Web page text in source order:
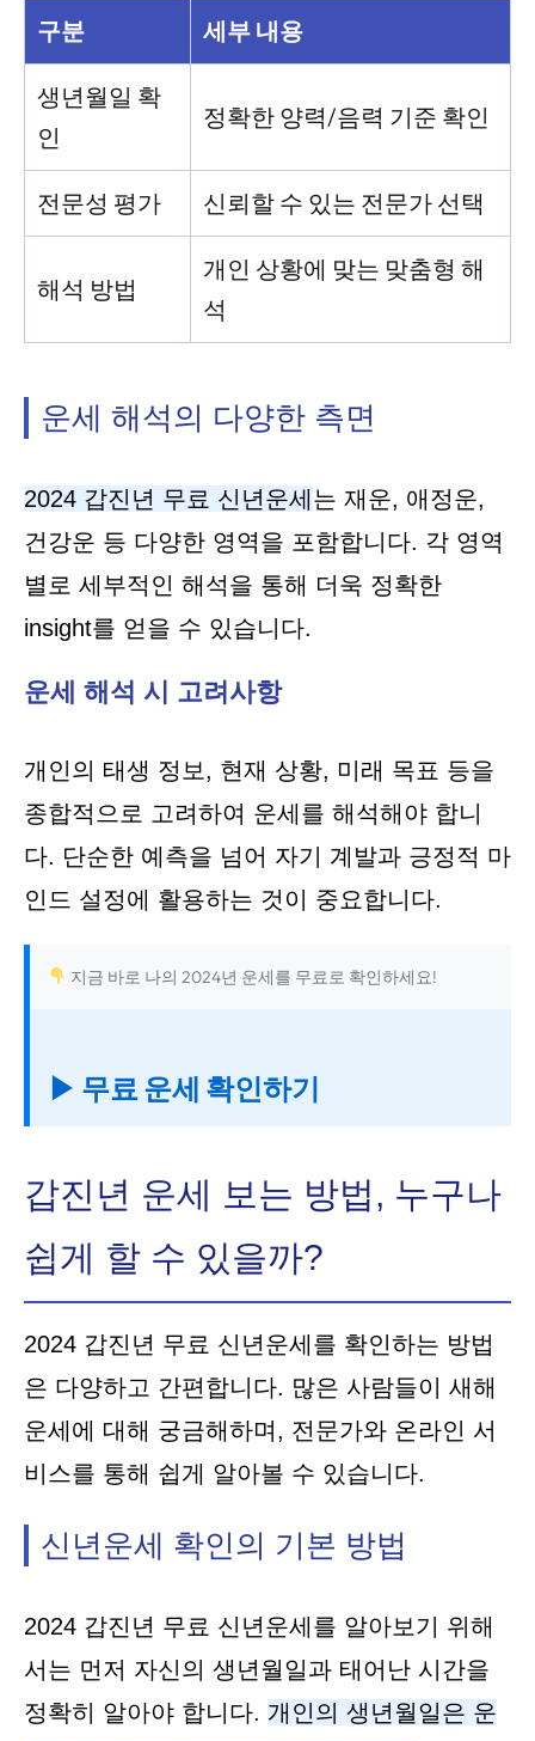
구분 세부 내용
생년월일 확
인
정확한 양력/음력 기준 확인
전문성 평가 신뢰할 수 있는 전문가 선택
해석 방법
개인 상황에 맞는 맞춤형 해
석
운세 해석의 다양한 측면
2024 갑진년 무료 신년운세 는 재운, 애정운,
건강운 등 다양한 영역을 포함합니다. 각 영역
별로 세부적인 해석을 통해 더욱 정확한
insight를 얻을 수 있습니다.
운세 해석 시 고려사항
개인의 태생 정보, 현재 상황, 미래 목표 등을
종합적으로 고려하여 운세를 해석해야 합니
다. 단순한 예측을 넘어 자기 계발과 긍정적 마
인드 설정에 활용하는 것이 중요합니다.
지금 바로 나의 2024년 운세를 무료로 확인하세요!
▶ 무료 운세 확인하기
갑진년 운세 보는 방법, 누구나
쉽게 할 수 있을까?
2024 갑진년 무료 신년운세를 확인하는 방법
은 다양하고 간편합니다. 많은 사람들이 새해
운세에 대해 궁금해하며, 전문가와 온라인 서
비스를 통해 쉽게 알아볼 수 있습니다.
신년운세 확인의 기본 방법
2024 갑진년 무료 신년운세를 알아보기 위해
서는 먼저 자신의 생년월일과 태어난 시간을
정확히 알아야 합니다. 개인의 생년월일은 운